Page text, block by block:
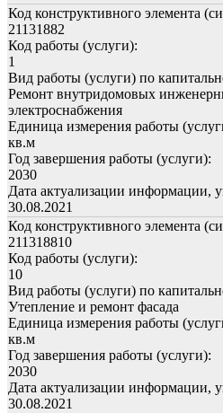
Код конструктивного элемента
21131882
Код работы (услуги):
1
Вид работы (услуги) по
Ремонт внутридомовых
электроснабжения
Единица измерения работы
кв.м
Год завершения работы (услуги):
2030
Дата актуализации информации,
30.08.2021
Код конструктивного элемента
211318810
Код работы (услуги):
10
Вид работы (услуги) по
Утепление и ремонт фасада
Единица измерения работы
кв.м
Год завершения работы (услуги):
2030
Дата актуализации информации,
30.08.2021